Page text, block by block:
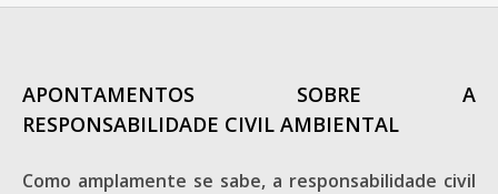
APONTAMENTOS SOBRE A
RESPONSABILIDADE CIVIL AMBIENTAL
Como amplamente se sabe, a responsabilidade civil